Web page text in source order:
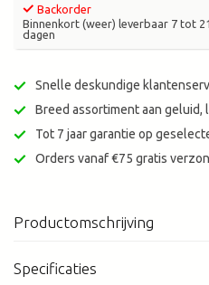
Backorder
Binnenkort (weer) leverbaar 7 tot 21
dagen
Snelle deskundige
Breed assortiment aan geluid,
Tot 7 jaar garantie op
Orders vanaf €75 gratis
Productomschrijving
Specificaties